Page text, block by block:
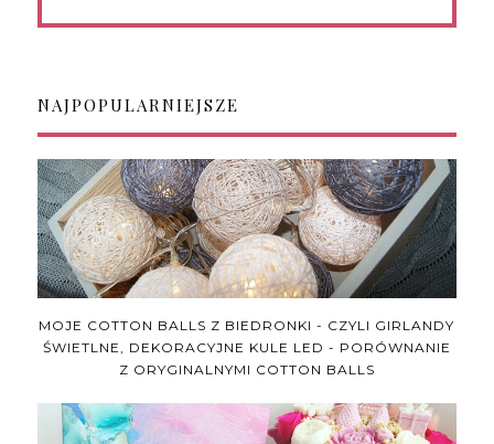
NAJPOPULARNIEJSZE
MOJE COTTON BALLS Z BIEDRONKI - CZYLI GIRLANDY
ŚWIETLNE, DEKORACYJNE KULE LED - PORÓWNANIE
Z ORYGINALNYMI COTTON BALLS